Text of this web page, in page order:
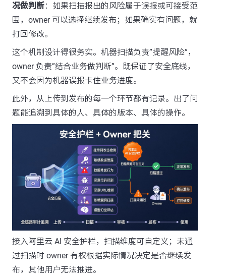
况做判断：如果扫描报出的风险属于误报或可接受范
围，owner 可以选择继续发布；如果确实有问题，就
打回修改。
这个机制设计得很务实。机器扫描负责”提醒风险”，
owner 负责”结合业务做判断”。既保证了安全底线，
又不会因为机器误报卡住业务进度。
此外，从上传到发布的每一个环节都有记录。出了问
题能追溯到具体的人、具体的版本、具体的操作。
接入阿里云 AI 安全护栏，扫描维度可自定义；未通
过扫描时 owner 有权根据实际情况决定是否继续发
布，其他用户无法推进。